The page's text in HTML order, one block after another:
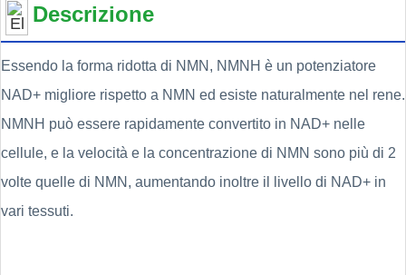
Descrizione
Essendo la forma ridotta di NMN, NMNH è un potenziatore
NAD+ migliore rispetto a NMN ed esiste naturalmente nel rene.
NMNH può essere rapidamente convertito in NAD+ nelle
cellule, e la velocità e la concentrazione di NMN sono più di 2
volte quelle di NMN, aumentando inoltre il livello di NAD+ in
vari tessuti.